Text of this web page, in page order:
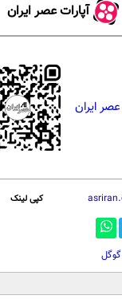
آپارات عصر ایران
ایران
کپی لینک
گوگل